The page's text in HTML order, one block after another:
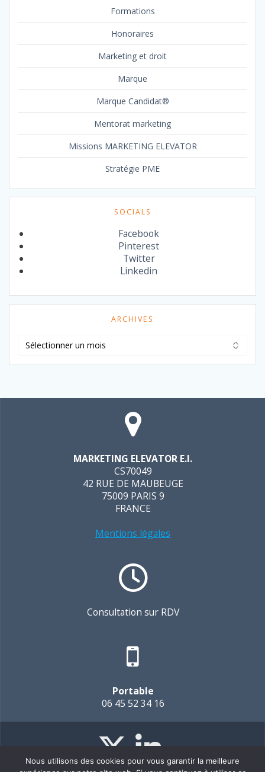
Formations
Honoraires
Marketing et droit
Marque
Marque Candidat®
Mentorat marketing
Missions MARKETING ELEVATOR
Stratégie PME
SOCIALS
Facebook
Pinterest
Twitter
Linkedin
ARCHIVES
MARKETING ELEVATOR E.I.
CS70049
42 RUE DE MAUBEUGE
75009 PARIS 9
FRANCE
Mentions légales
Consultation sur RDV
Portable
06 45 52 34 16
Nous utilisons des cookies pour vous garantir la meilleure